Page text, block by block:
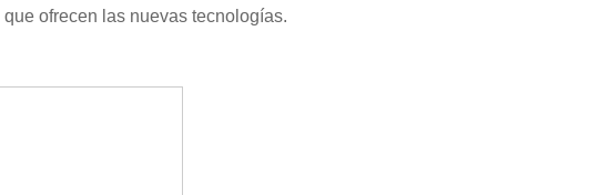
ofrecen las nuevas tecnologías.